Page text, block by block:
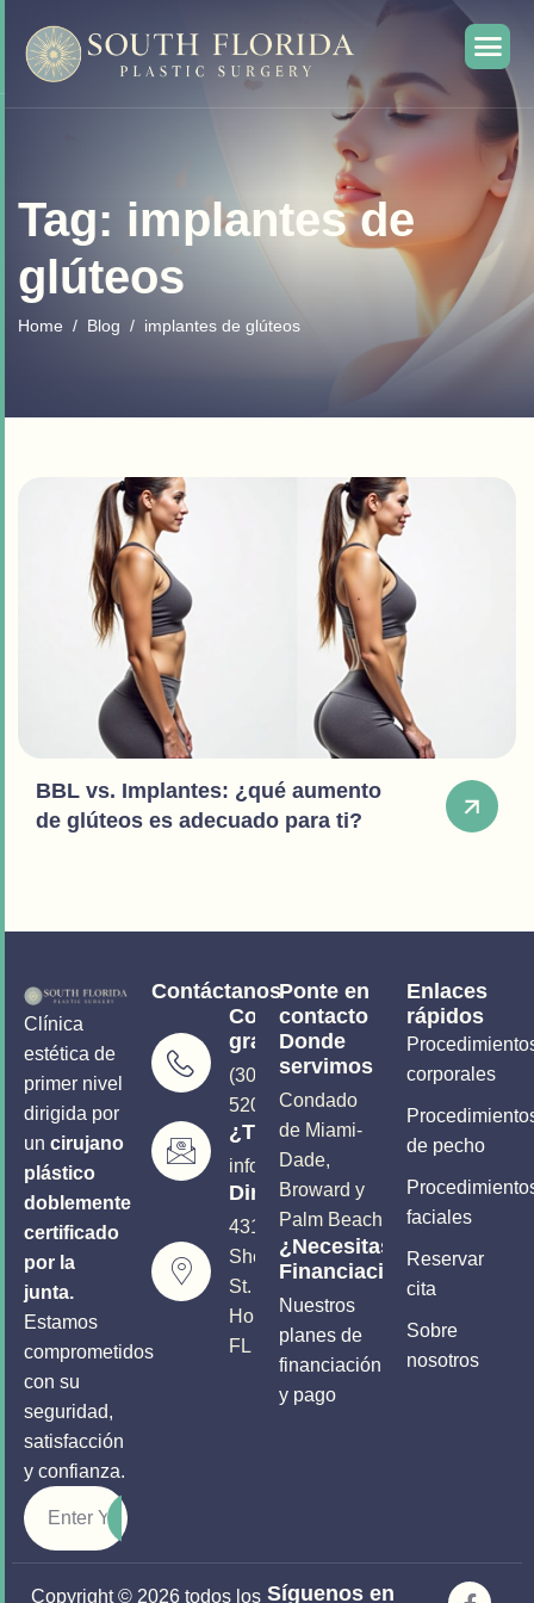
Tag: implantes de
glúteos
Home Blog implantes de glúteos
BBL vs. Implantes: ¿qué aumento
de glúteos es adecuado para ti?
Clínica
estética de
primer nivel
dirigida por
un cirujano
plástico
doblemente
certificado
por la
junta.
Estamos
comprometidos
con su
seguridad,
satisfacción
y confianza.
Contáctanos
Consultas
gratuitas
(305) 906-
5206
¿Tienes preguntas?
info@soutflplasticsurgery.com
Dirección
4310
Sheridan
St.
Hollywood,
FL 33021
Ponte en
contacto
Donde
servimos
Condado
de Miami-
Dade,
Broward y
Palm Beach
¿Necesitas
Financiación?
Nuestros
planes de
financiación
y pago
Enlaces
rápidos
corporales
de pecho
faciales
Reservar
cita
Sobre
nosotros
Copyright © 2026 todos los Síguenos en